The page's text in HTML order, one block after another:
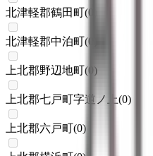
北津軽郡鶴田町(0
北津軽郡中泊町(0
上北郡野辺地町(0 )
上北郡七戸町字道ノ上(0)
上北郡六戸町(0)